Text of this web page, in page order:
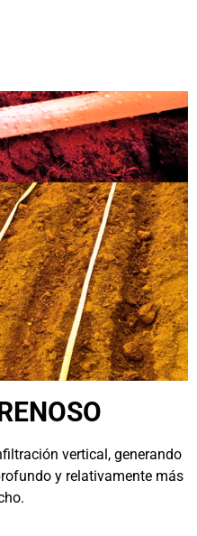
vertical, generando
y relativamente más